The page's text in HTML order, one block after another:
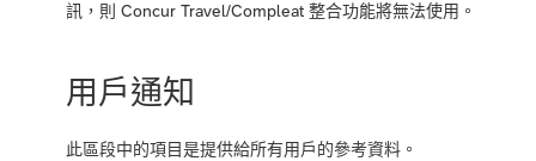
訊，則 Concur Travel/Compleat 整合功能將無法使用。
用戶通知
此區段中的項目是提供給所有用戶的參考資料。